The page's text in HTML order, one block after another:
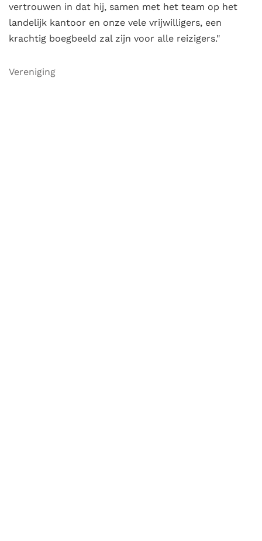
vertrouwen in dat hij, samen met het team op het
landelijk kantoor en onze vele vrijwilligers, een
krachtig boegbeeld zal zijn voor alle reizigers."
Vereniging